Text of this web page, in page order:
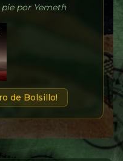
por Yemeth
de Bolsillo!